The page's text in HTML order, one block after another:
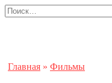
Перейти
к
Search
for:
Главная » Фильмы